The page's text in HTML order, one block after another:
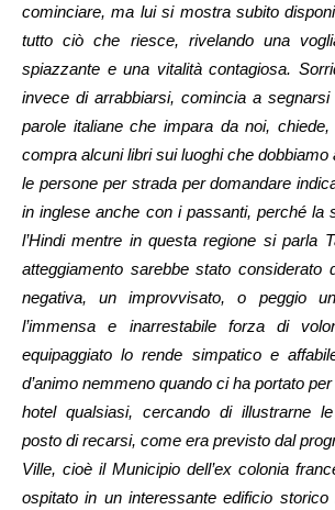
cominciare, ma lui si mostra subito
tutto ciò che riesce, rivelando una
spiazzante e una vitalità contagiosa.
invece di arrabbiarsi, comincia a
parole italiane che impara da noi, chiede,
compra alcuni libri sui luoghi che
le persone per strada per domandare
in inglese anche con i passanti, perché la
l’Hindi mentre in questa regione si parla
atteggiamento sarebbe stato considerato
negativa, un improvvisato, o peggio
l’immensa e inarrestabile forza di
equipaggiato lo rende simpatico e
d’animo nemmeno quando ci ha portato
hotel qualsiasi, cercando di illustrarne
posto di recarsi, come era previsto dal
Ville, cioè il Municipio dell’ex colonia
ospitato in un interessante edificio